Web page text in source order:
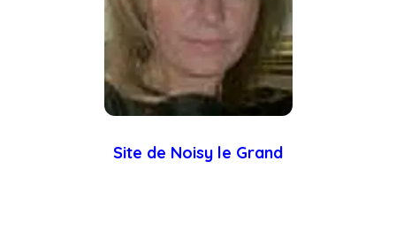
Site de Noisy le Grand